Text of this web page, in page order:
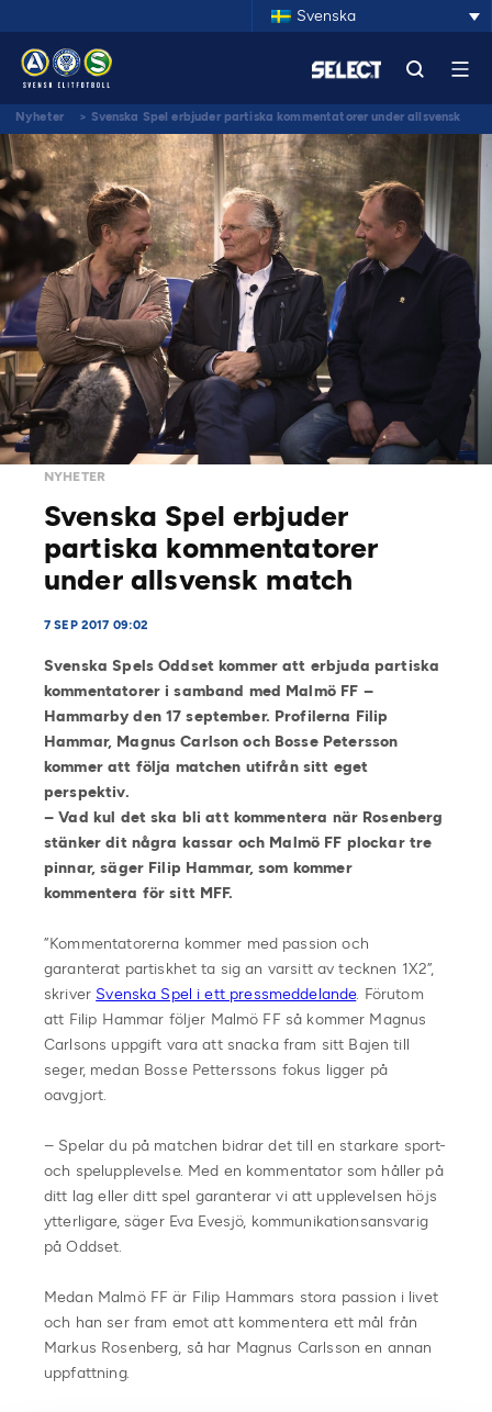
Svenska
Nyheter > Svenska Spel erbjuder partiska kommentatorer under allsvensk
match
NYHETER
Svenska Spel erbjuder
partiska kommentatorer
under allsvensk match
7 SEP 2017 09:02
Svenska Spels Oddset kommer att erbjuda partiska
kommentatorer i samband med Malmö FF –
Hammarby den 17 september. Profilerna Filip
Hammar, Magnus Carlson och Bosse Petersson
kommer att följa matchen utifrån sitt eget
perspektiv.
– Vad kul det ska bli att kommentera när Rosenberg
stänker dit några kassar och Malmö FF plockar tre
pinnar, säger Filip Hammar, som kommer
kommentera för sitt MFF.
”Kommentatorerna kommer med passion och
garanterat partiskhet ta sig an varsitt av tecknen 1X2”,
skriver Svenska Spel i ett pressmeddelande. Förutom
att Filip Hammar följer Malmö FF så kommer Magnus
Carlsons uppgift vara att snacka fram sitt Bajen till
seger, medan Bosse Petterssons fokus ligger på
oavgjort.
– Spelar du på matchen bidrar det till en starkare sport-
och spelupplevelse. Med en kommentator som håller på
ditt lag eller ditt spel garanterar vi att upplevelsen höjs
ytterligare, säger Eva Evesjö, kommunikationsansvarig
på Oddset.
Medan Malmö FF är Filip Hammars stora passion i livet
och han ser fram emot att kommentera ett mål från
Markus Rosenberg, så har Magnus Carlsson en annan
uppfattning.